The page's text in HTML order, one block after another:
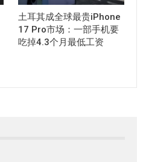
土耳其成全球最贵iPhone
17 Pro市场：一部手机要
吃掉4.3个月最低工资